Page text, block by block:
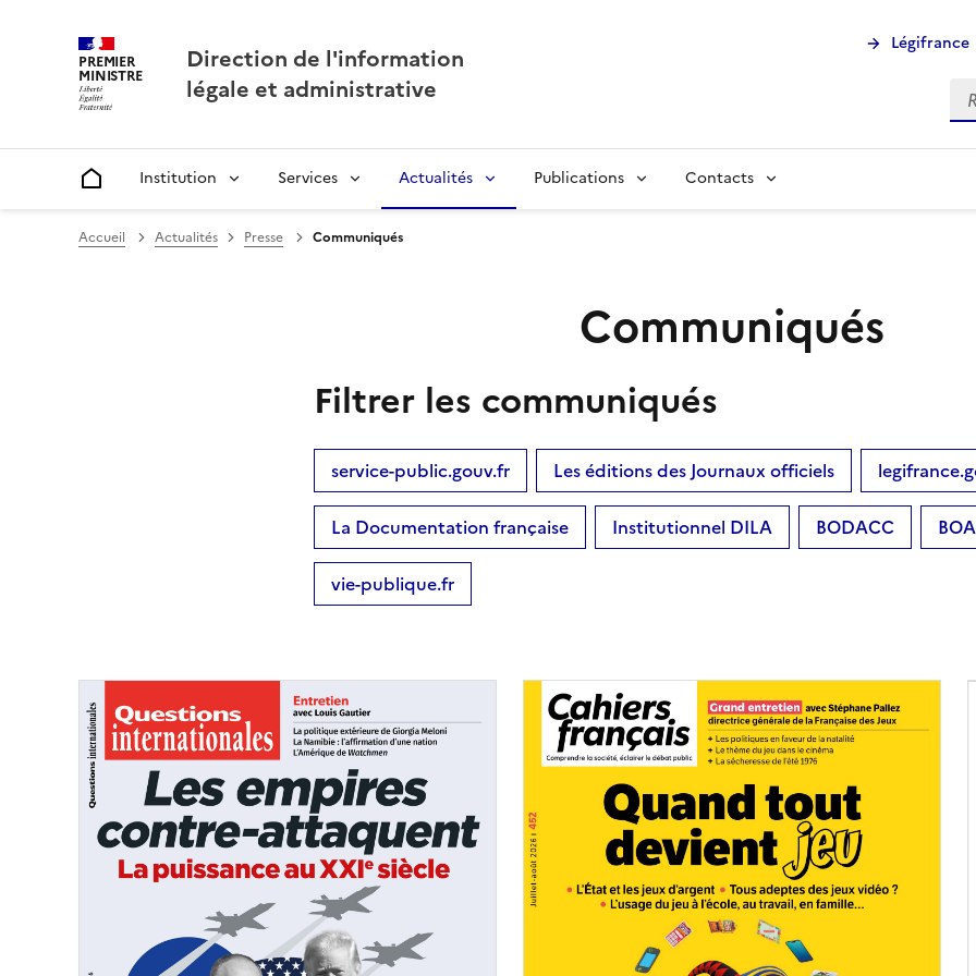
PREMIER
MINISTRE
Direction de l'information
légale et administrative
Légifrance
Institution Services Actualités Publications Contacts
Accueil Actualités Presse Communiqués
Communiqués
Filtrer les communiqués
service-public.gouv.fr Les éditions des Journaux officiels
La Documentation française Institutionnel DILA BODACC
vie-publique.fr